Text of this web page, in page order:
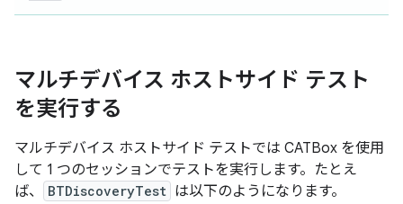
マルチデバイス ホストサイド テスト
を実行する
マルチデバイス ホストサイド テストでは CATBox を使用
して 1 つのセッションでテストを実行します。たとえ
ば、
BTDiscoveryTest は以下のようになります。